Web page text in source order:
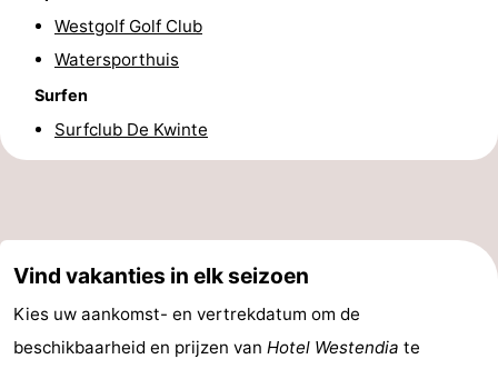
Praktisch
Forum
Route
Kusttram
Reisboekenwinkel
Westgolf Golf Club
Watersporthuis
Surfen
Surfclub De Kwinte
Vind vakanties in elk seizoen
Kies uw aankomst- en vertrekdatum om de
beschikbaarheid en prijzen van Hotel Westendia te